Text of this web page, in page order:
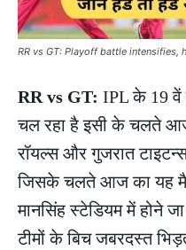
RR vs GT: Playoff battle
RR vs GT: IPL के 19 वें
चल रहा है इसी के चलते
रॉयल्स और गुजरात
जिसके चलते आज का यह
मानसिंह स्टेडियम में होने
टीमों के बिच जबरदस्त